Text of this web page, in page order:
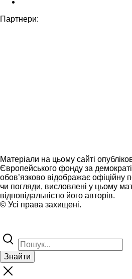
Партнери:
Матеріали на цьому сайті
Європейського фонду за
обов’язково відображає офіційну
чи погляди, висловлені у цьому
відповідальністю його авторів.
© Усі права захищені.
Знайти